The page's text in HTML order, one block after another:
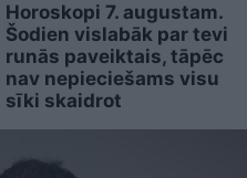
Horoskopi 7. augustam.
Šodien vislabāk par tevi
runās paveiktais, tāpēc
nav nepieciešams visu
sīki skaidrot